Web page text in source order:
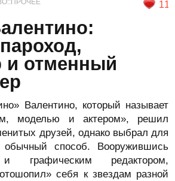
11
и отменный
Валентино, который называет
моделью и актером», решил
друзей, однако выбрал для
обычный способ. Вооружившись
графическим редактором,
себя к звездам разной